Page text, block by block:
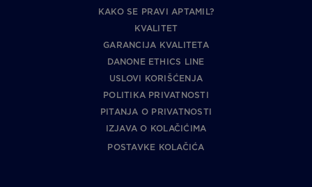
KAKO SE PRAVI APTAMIL?
KVALITET
GARANCIJA KVALITETA
DANONE ETHICS LINE
USLOVI KORIŠĆENJA
POLITIKA PRIVATNOSTI
PITANJA O PRIVATNOSTI
IZJAVA O KOLAČIĆIMA
POSTAVKE KOLAČIĆA